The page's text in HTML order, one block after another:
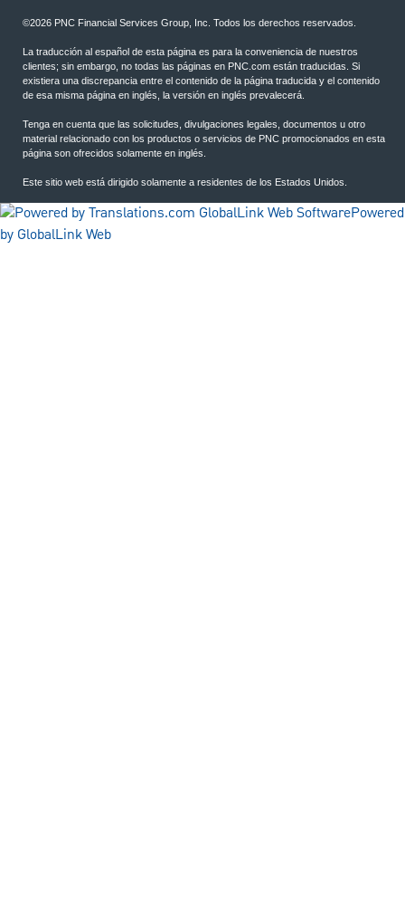
©2026 PNC Financial Services Group, Inc. Todos los derechos reservados.
La traducción al español de esta página es para la conveniencia de nuestros
clientes; sin embargo, no todas las páginas en PNC.com están traducidas. Si
existiera una discrepancia entre el contenido de la página traducida y el contenido
de esa misma página en inglés, la versión en inglés prevalecerá.
Tenga en cuenta que las solicitudes, divulgaciones legales, documentos u otro
material relacionado con los productos o servicios de PNC promocionados en esta
página son ofrecidos solamente en inglés.
Este sitio web está dirigido solamente a residentes de los Estados Unidos.
Powered
by GlobalLink Web